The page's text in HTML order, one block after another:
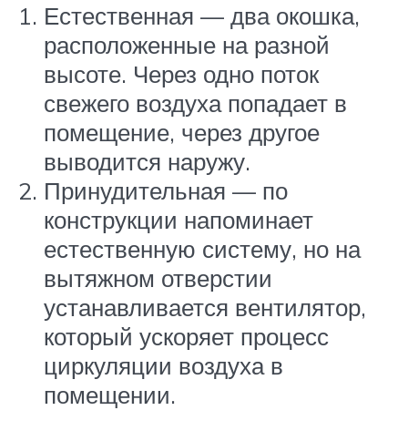
Естественная — два окошка,
расположенные на разной
высоте. Через одно поток
свежего воздуха попадает в
помещение, через другое
выводится наружу.
Принудительная — по
конструкции напоминает
естественную систему, но на
вытяжном отверстии
устанавливается вентилятор,
который ускоряет процесс
циркуляции воздуха в
помещении.